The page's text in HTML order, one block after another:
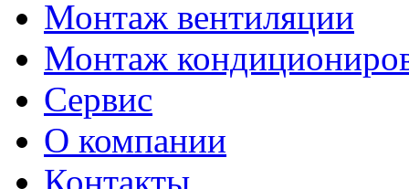
Монтаж вентиляции
Монтаж
Сервис
О компании